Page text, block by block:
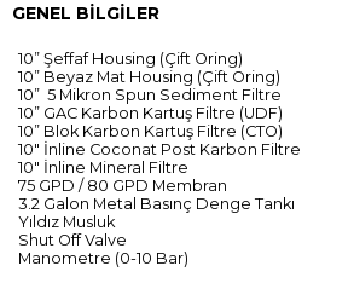
GENEL BILGILER
10” Şeffaf Housing (Çift Oring)
10” Beyaz Mat Housing (Çift Oring)
10” 5 Mikron Spun Sediment Filtre
10” GAC Karbon Kartuş Filtre (UDF)
10” Blok Karbon Kartuş Filtre (CTO)
10" İnline Coconat Post Karbon Filtre
10" İnline Mineral Filtre
75 GPD / 80 GPD Membran
3.2 Galon Metal Basınç Denge Tankı
Yıldız Musluk
Shut Off Valve
Manometre (0-10 Bar)